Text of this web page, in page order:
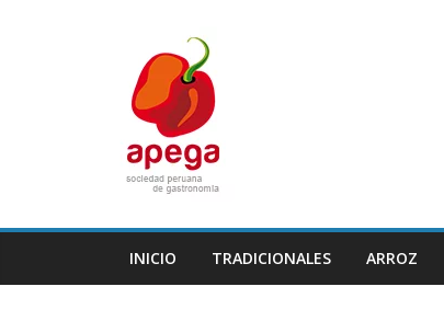
INICIO TRADICIONALES ARROZ